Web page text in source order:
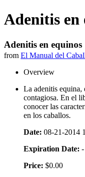
Adenitis en
Adenitis en equinos
from El Manual del
Overview
La adenitis equina,
contagiosa. En el
conocer las
en los caballos.
Date: 08-21-2014
Expiration Date: -
Price: $0.00